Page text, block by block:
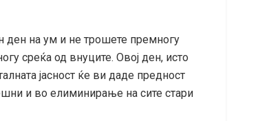
ден на ум и не трошете премногу
среќа од внуците. Овој ден, исто
јасност ќе ви даде предност
и во елиминирање на сите стари